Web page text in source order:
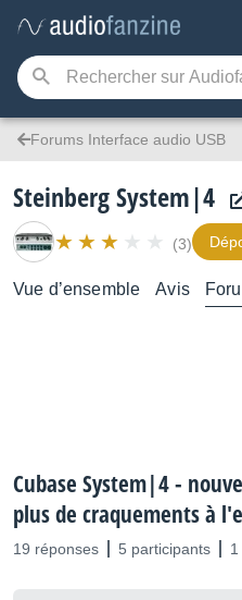
Forums Interface audio USB
Steinberg System|4
(3)
Vue d’ensemble Avis
Cubase System|4 -
plus de craquements à
19 réponses 5 participants